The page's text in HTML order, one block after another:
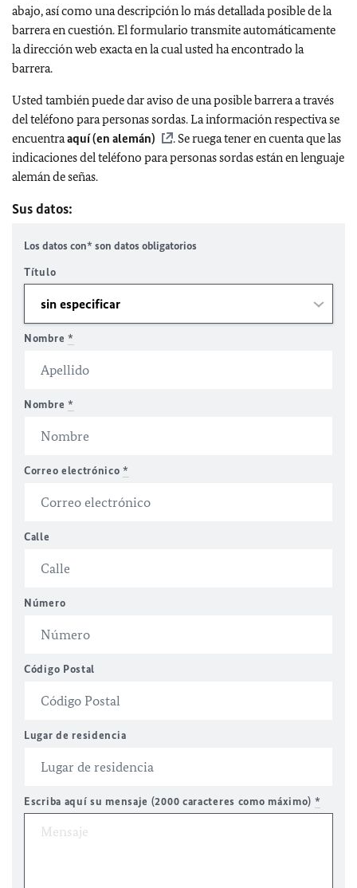
abajo, así como una descripción lo más detallada posible de la
barrera en cuestión. El formulario transmite automáticamente
la dirección web exacta en la cual usted ha encontrado la
barrera.
Usted también puede dar aviso de una posible barrera a través
del teléfono para personas sordas. La información respectiva se
encuentraaquí (en alemán)
. Se ruega tener en cuenta que las
indicaciones del teléfono para personas sordas están en lenguaje
alemán de señas.
Sus datos:
Los datos con* son datos obligatorios
Título
Nombre *
Nombre *
Correo electrónico*
Calle
Número
Código Postal
Lugar de residencia
Escriba aquí su mensaje (2000 caracteres como máximo) *